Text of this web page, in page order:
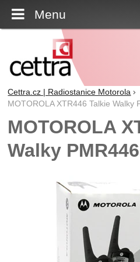
Menu
Cettra.cz | Radiostanice Motorola
MOTOROLA XTR446 Talkie Walky
MOTOROLA
Walky PMR446
Fotografie